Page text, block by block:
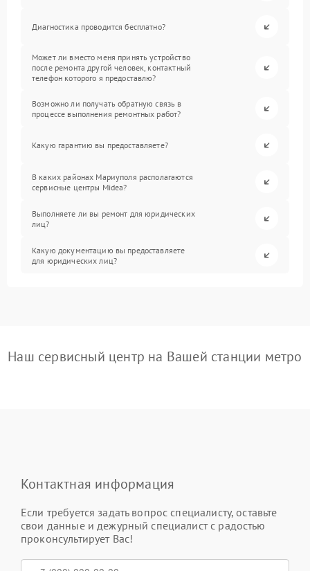
Диагностика проводится бесплатно?
Может ли вместо меня принять устройство
после ремонта другой человек, контактный
телефон которого я предоставлю?
Возможно ли получать обратную связь в
процессе выполнения ремонтных работ?
Какую гарантию вы предоставляете?
В каких районах Мариуполя располагаются
сервисные центры Midea?
Выполняете ли вы ремонт для юридических
лиц?
Какую документацию вы предоставляете
для юридических лиц?
Наш сервисный центр на Вашей станции метро
Контактная информация
Если требуется задать вопрос специалисту, оставьте
свои данные и дежурный специалист с радостью
проконсультирует Вас!